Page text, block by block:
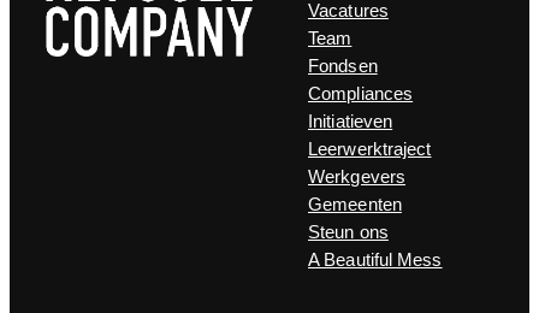
Vacatures
Team
Fondsen
Compliances
Initiatieven
Leerwerktraject
Werkgevers
Gemeenten
Steun ons
A Beautiful Mess